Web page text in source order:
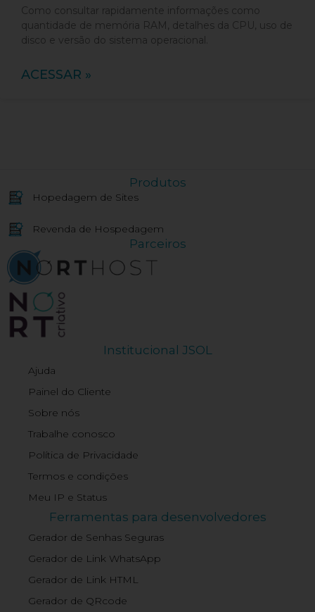
Como consultar rapidamente informações como
quantidade de memória RAM, detalhes da CPU, uso de
disco e versão do sistema operacional.
ACESSAR »
Produtos
Hopedagem de Sites
Revenda de Hospedagem
Parceiros
Institucional JSOL
Ajuda
Painel do Cliente
Sobre nós
Trabalhe conosco
Política de Privacidade
Termos e condições
Meu IP e Status
Ferramentas para desenvolvedores
Gerador de Senhas Seguras
Gerador de Link WhatsApp
Gerador de Link HTML
Gerador de QRcode